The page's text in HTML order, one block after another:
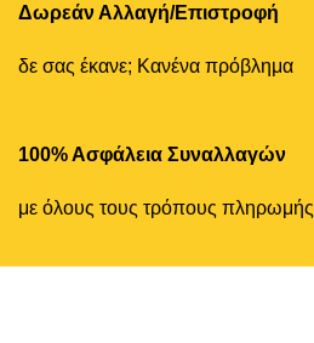
Δωρεάν Αλλαγή/Επιστροφή
δε σας έκανε; Κανένα πρόβλημα
100% Ασφάλεια Συναλλαγών
με όλους τους τρόπους πληρωμής